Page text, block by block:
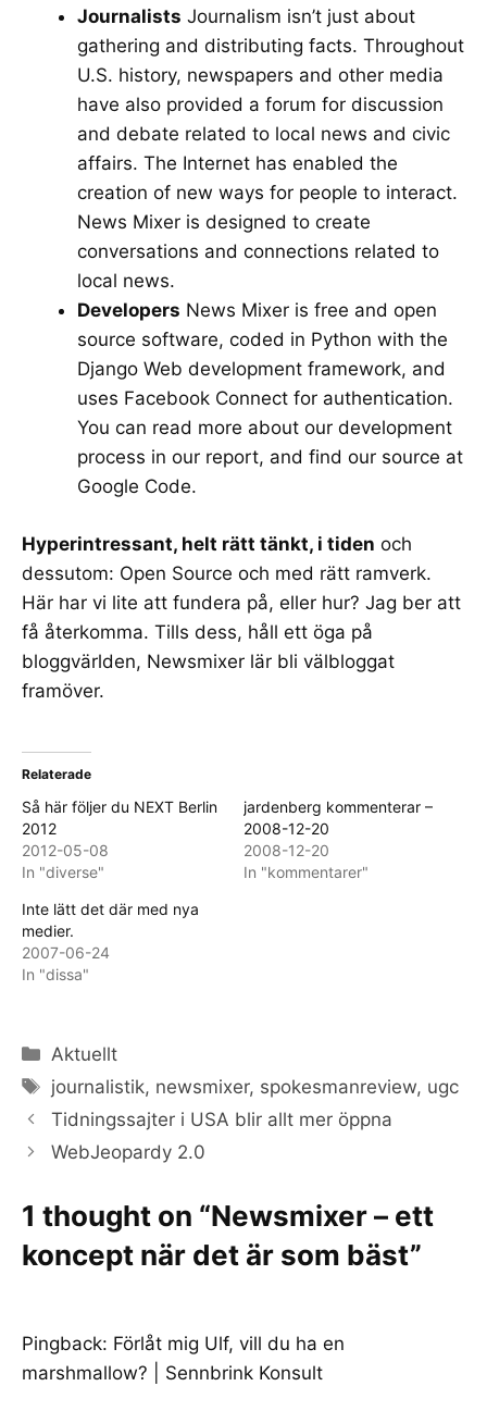
Journalists Journalism isn’t just about
gathering and distributing facts. Throughout
U.S. history, newspapers and other media
have also provided a forum for discussion
and debate related to local news and civic
affairs. The Internet has enabled the
creation of new ways for people to interact.
News Mixer is designed to create
conversations and connections related to
local news.
Developers News Mixer is free and open
source software, coded in Python with the
Django Web development framework, and
uses Facebook Connect for authentication.
You can read more about our development
process in our report, and find our source at
Google Code.
Hyperintressant, helt rätt tänkt, i tiden och
dessutom: Open Source och med rätt ramverk.
Här har vi lite att fundera på, eller hur? Jag ber att
få återkomma. Tills dess, håll ett öga på
bloggvärlden, Newsmixer lär bli välbloggat
framöver.
Relaterade
Så här följer du NEXT Berlin
2012
2012-05-08
In "diverse"
jardenberg kommenterar –
2008-12-20
2008-12-20
In "kommentarer"
Inte lätt det där med nya
medier.
2007-06-24
In "dissa"
Categories
Aktuellt
Tags
journalistik, newsmixer, spokesmanreview, ugc
Tidningssajter i USA blir allt mer öppna
WebJeopardy 2.0
1 thought on “Newsmixer – ett
koncept när det är som bäst”
Pingback: Förlåt mig Ulf, vill du ha en
marshmallow? | Sennbrink Konsult